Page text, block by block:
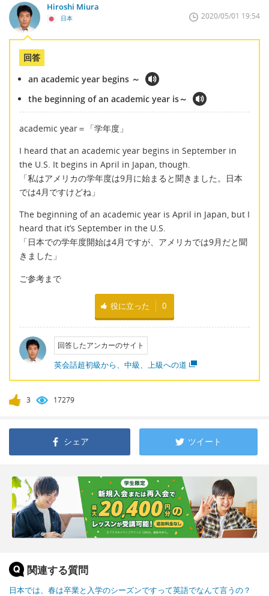
Hiroshi Miura
日本 2020/05/01 19:54
回答
an academic year begins ～
the beginning of an academic year is～
academic year＝「学年度」
I heard that an academic year begins in September in
the U.S. It begins in April in Japan, though.
「私はアメリカの学年度は9月に始まると聞きました。日本
では4月ですけどね」
The beginning of an academic year is April in Japan, but I
heard that it’s September in the U.S.
「日本での学年度開始は4月ですが、アメリカでは9月だと聞
きました」
ご参考まで
役に立った 0
回答したアンカーのサイト
英会話超初級から、中級、上級への道
3 17279
シェア ツイート
関連する質問
日本では、春は卒業と入学のシーズンですって英語でなんて言うの？